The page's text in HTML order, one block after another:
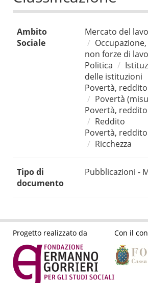
Ambito
Sociale
Mercato del
non forze di
Politica
delle istituzioni
Povertà,
Povertà
Povertà,
Reddito
Povertà,
Ricchezza
Tipo di
documento
Pubblicazioni -
Progetto realizzato da Con il